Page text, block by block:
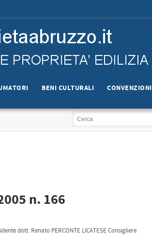
BENI CULTURALI CONVENZIONI
n. 166
dott. Renato PERCONTE LICATESE Consigliere